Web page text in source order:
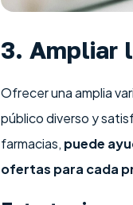
3. Ampliar
Ofrecer una amplia
público diverso y
farmacias, puede
ofertas para cada